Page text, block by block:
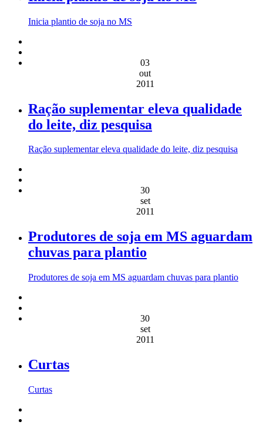
Inicia plantio de soja no MS
03
out
2011
Ração suplementar eleva qualidade
do leite, diz pesquisa
Ração suplementar eleva qualidade do leite, diz pesquisa
30
set
2011
Produtores de soja em MS aguardam
chuvas para plantio
Produtores de soja em MS aguardam chuvas para plantio
30
set
2011
Curtas
Curtas